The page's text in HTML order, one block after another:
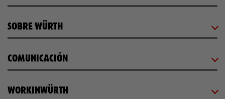
SOBRE WÜRTH
COMUNICACIÓN
WORKINWÜRTH